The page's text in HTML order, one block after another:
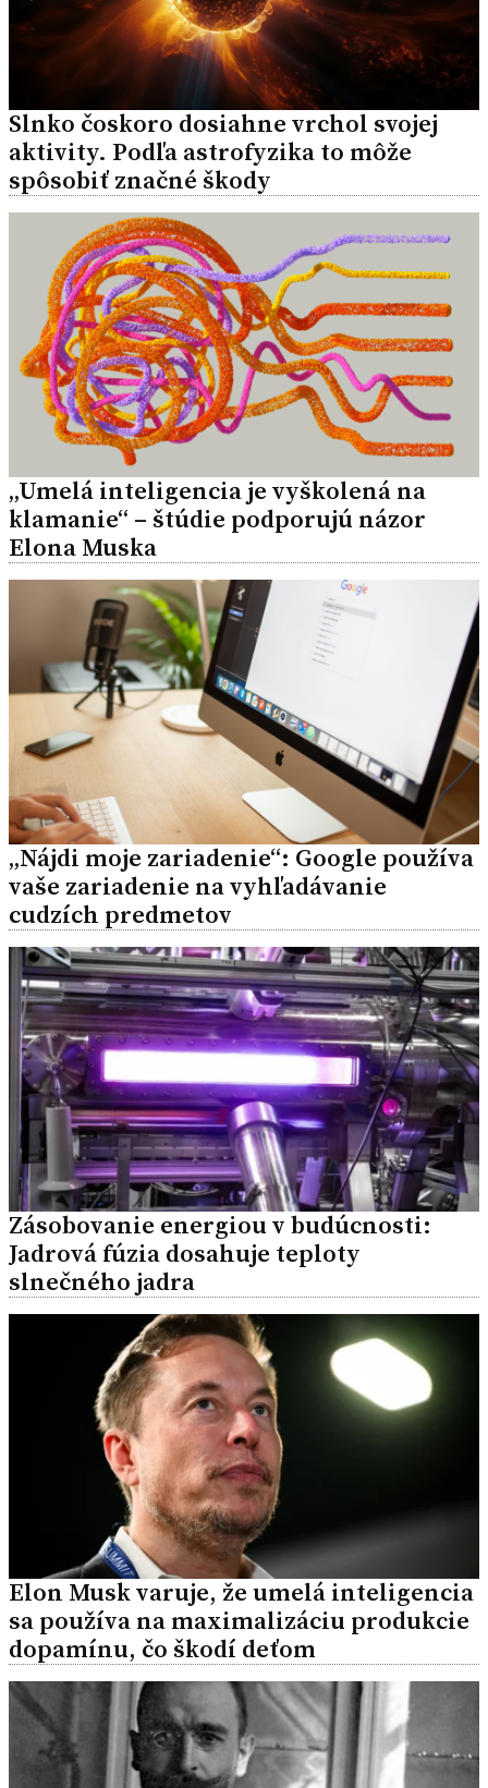
Slnko čoskoro dosiahne vrchol svojej
aktivity. Podľa astrofyzika to môže
spôsobiť značné škody
„Umelá inteligencia je vyškolená na
klamanie“ – štúdie podporujú názor
Elona Muska
„Nájdi moje zariadenie“: Google používa
vaše zariadenie na vyhľadávanie
cudzích predmetov
Zásobovanie energiou v budúcnosti:
Jadrová fúzia dosahuje teploty
slnečného jadra
Elon Musk varuje, že umelá inteligencia
sa používa na maximalizáciu produkcie
dopamínu, čo škodí deťom